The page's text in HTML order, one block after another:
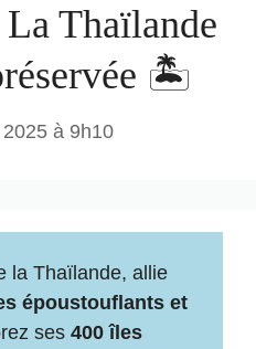
Thaïlande
🏝️
à 9h10
la Thaïlande, allie
époustouflants et
ses 400 îles